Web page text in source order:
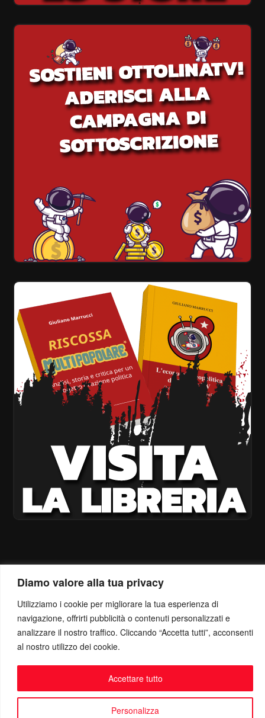
Diamo valore alla tua privacy
Utilizziamo i cookie per migliorare la tua esperienza di
navigazione, offrirti pubblicità o contenuti personalizzati e
analizzare il nostro traffico. Cliccando “Accetta tutti”, acconsenti
al nostro utilizzo dei cookie.
Personalizza
Accettare tutto